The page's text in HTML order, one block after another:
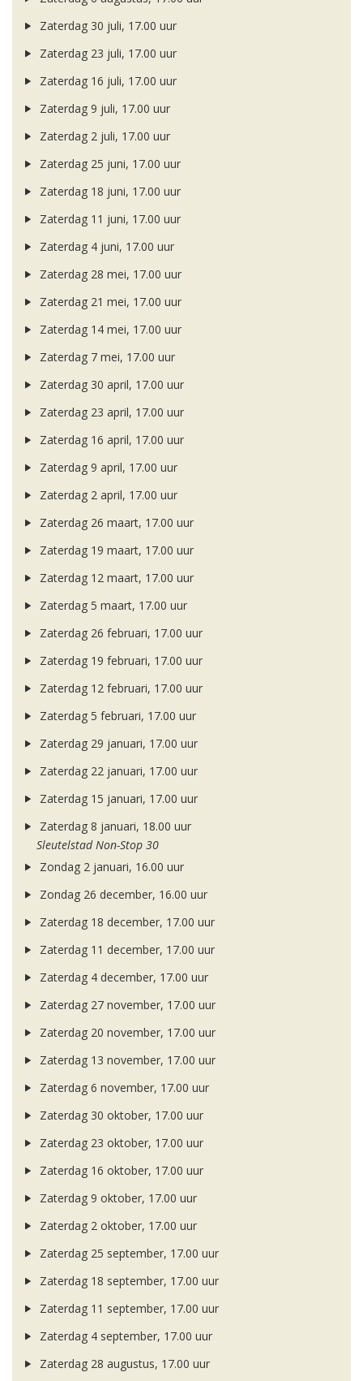
Zaterdag 30 juli, 17.00 uur
Zaterdag 23 juli, 17.00 uur
Zaterdag 16 juli, 17.00 uur
Zaterdag 9 juli, 17.00 uur
Zaterdag 2 juli, 17.00 uur
Zaterdag 25 juni, 17.00 uur
Zaterdag 18 juni, 17.00 uur
Zaterdag 11 juni, 17.00 uur
Zaterdag 4 juni, 17.00 uur
Zaterdag 28 mei, 17.00 uur
Zaterdag 21 mei, 17.00 uur
Zaterdag 14 mei, 17.00 uur
Zaterdag 7 mei, 17.00 uur
Zaterdag 30 april, 17.00 uur
Zaterdag 23 april, 17.00 uur
Zaterdag 16 april, 17.00 uur
Zaterdag 9 april, 17.00 uur
Zaterdag 2 april, 17.00 uur
Zaterdag 26 maart, 17.00 uur
Zaterdag 19 maart, 17.00 uur
Zaterdag 12 maart, 17.00 uur
Zaterdag 5 maart, 17.00 uur
Zaterdag 26 februari, 17.00 uur
Zaterdag 19 februari, 17.00 uur
Zaterdag 12 februari, 17.00 uur
Zaterdag 5 februari, 17.00 uur
Zaterdag 29 januari, 17.00 uur
Zaterdag 22 januari, 17.00 uur
Zaterdag 15 januari, 17.00 uur
Zaterdag 8 januari, 18.00 uur
Sleutelstad Non-Stop 30
Zondag 2 januari, 16.00 uur
Zondag 26 december, 16.00 uur
Zaterdag 18 december, 17.00 uur
Zaterdag 11 december, 17.00 uur
Zaterdag 4 december, 17.00 uur
Zaterdag 27 november, 17.00 uur
Zaterdag 20 november, 17.00 uur
Zaterdag 13 november, 17.00 uur
Zaterdag 6 november, 17.00 uur
Zaterdag 30 oktober, 17.00 uur
Zaterdag 23 oktober, 17.00 uur
Zaterdag 16 oktober, 17.00 uur
Zaterdag 9 oktober, 17.00 uur
Zaterdag 2 oktober, 17.00 uur
Zaterdag 25 september, 17.00 uur
Zaterdag 18 september, 17.00 uur
Zaterdag 11 september, 17.00 uur
Zaterdag 4 september, 17.00 uur
Zaterdag 28 augustus, 17.00 uur